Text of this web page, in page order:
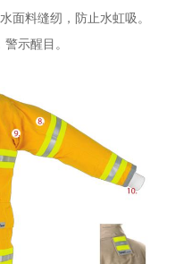
面料缝纫，防止水虹吸。
示醒目。